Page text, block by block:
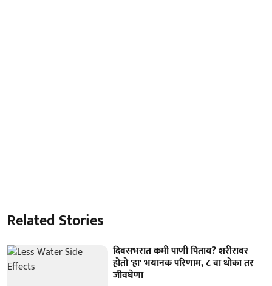
Related Stories
दिवसभरात कमी पाणी पिताय? शरीरावर
होतो 'हा' भयानक परिणाम, ८ वा धोका तर
जीवघेणा